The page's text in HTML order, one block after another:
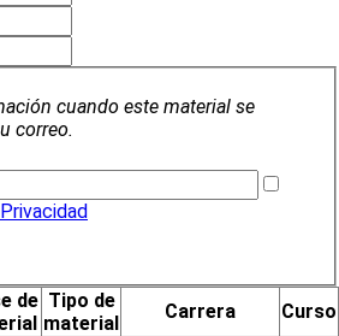
cuando este material se
correo.
de Tipo de
material
Carrera Curso